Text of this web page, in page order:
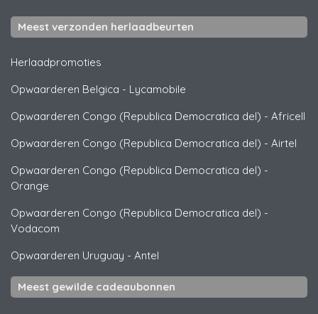
Meest verzonden herlaadbeurten
Herlaadpromoties
Opwaarderen Belgica - Lycamobile
Opwaarderen Congo (Republica Democratica del) - Africell
Opwaarderen Congo (Republica Democratica del) - Airtel
Opwaarderen Congo (Republica Democratica del) -
Orange
Opwaarderen Congo (Republica Democratica del) -
Vodacom
Opwaarderen Uruguay - Antel
Meest gewilde cadeaubonnen